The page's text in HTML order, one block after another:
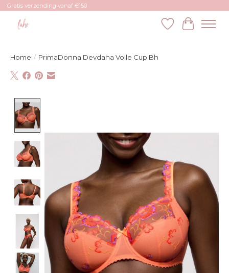
Gratis verzending vanaf €150
Verlanglijst
Home / PrimaDonna Devdaha Volle Cup Bh